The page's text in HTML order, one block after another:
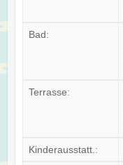
Bad:
Terrasse:
Kinderausstatt.: